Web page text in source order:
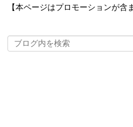
【本ページはプロモーションが含